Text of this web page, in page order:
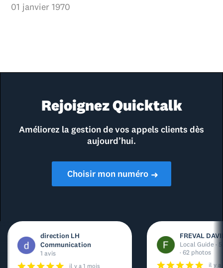
01 janvier 1970
Rejoignez Quicktalk
Améliorez la gestion de vos appels clients dès
aujourd’hui.
Choisir mon numéro➜
direction LH
Communication
1 avis
il y a 1 mois
FREVAL
Local Guide ·
· 62 photos
il y a